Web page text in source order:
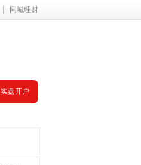
同城理财
实盘开户